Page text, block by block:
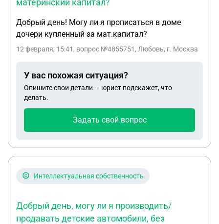
материнский капитал?
Добрый день! Могу ли я прописаться в доме
дочери купленный за мат.капитал?
12 февраля, 15:41 , вопрос №4855751, Любовь, г. Москва
У вас похожая ситуация?
Опишите свои детали — юрист подскажет, что
делать.
Задать свой вопрос
Интеллектуальная собственность
Добрый день, могу ли я производить/
продавать детские автомобили, без